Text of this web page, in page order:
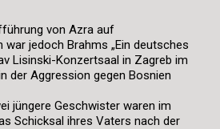
von Azra auf
jedoch Brahms „Ein deutsches
Lisinski-Konzertsaal in Zagreb im
der Aggression gegen Bosnien
jüngere Geschwister waren im
Schicksal ihres Vaters nach der